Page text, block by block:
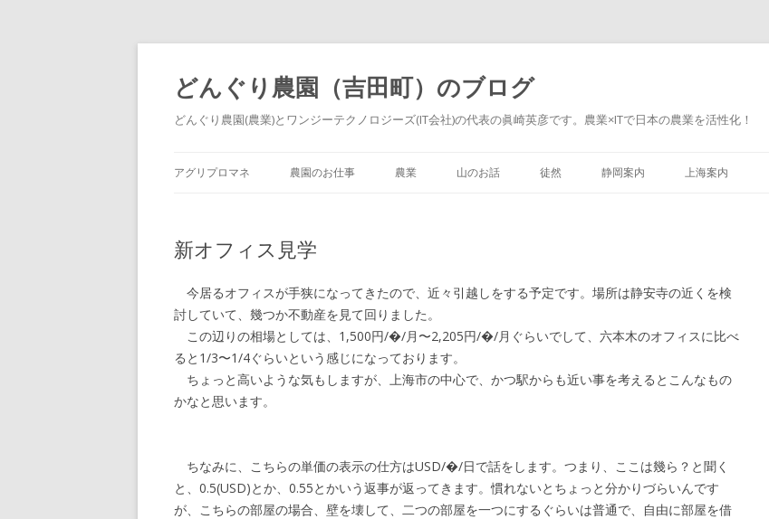
どんぐり農園（吉田町）のブログ
どんぐり農園(農業)とワンジーテクノロジーズ(IT会社)の代表の眞崎英彦です。農業×ITで日本の農業を活性化！
アグリプロマネ 農園のお仕事 農業 山のお話 徒然 静岡案内 上海案内
新オフィス見学
今居るオフィスが手狭になってきたので、近々引越しをする予定です。場所は静安寺の近くを検
討していて、幾つか不動産を見て回りました。
この辺りの相場としては、1,500円/�/月〜2,205円/�/月ぐらいでして、六本木のオフィスに比べ
ると1/3〜1/4ぐらいという感じになっております。
ちょっと高いような気もしますが、上海市の中心で、かつ駅からも近い事を考えるとこんなもの
かなと思います。
ちなみに、こちらの単価の表示の仕方はUSD/�/日で話をします。つまり、ここは幾ら？と聞く
と、0.5(USD)とか、0.55とかいう返事が返ってきます。慣れないとちょっと分かりづらいんです
が、こちらの部屋の場合、壁を壊して、二つの部屋を一つにするぐらいは普通で、自由に部屋を借